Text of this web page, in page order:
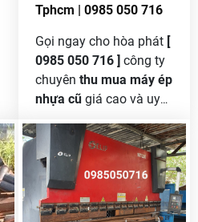
Tphcm | 0985 050 716
Gọi ngay cho hòa phát [
0985 050 716 ] công ty
chuyên thu mua máy ép
nhựa cũ giá cao và uy
các tỉnh phía nam ,
chúng tôi nhận thu mua
ép nhựa nằm , máy ép
nhựa đứng cũng như
thu mua tất cả các loại